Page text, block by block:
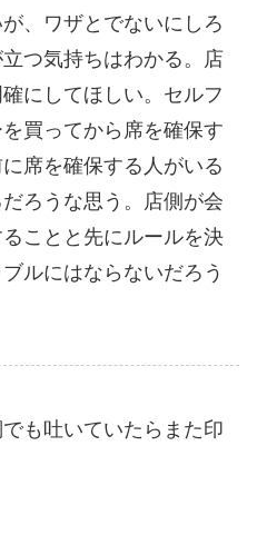
、ワザとでないにしろ
つ気持ちはわかる。店
にしてほしい。セルフ
買ってから席を確保す
席を確保する人がいる
ろうな思う。店側が会
ことと先にルールを決
ルにはならないだろう
も吐いていたらまた印